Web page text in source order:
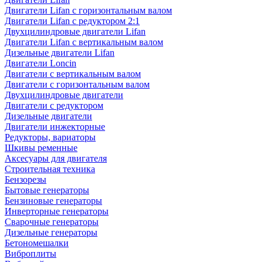
Двигатели Lifan с горизонтальным валом
Двигатели Lifan с редуктором 2:1
Двухцилиндровые двигатели Lifan
Двигатели Lifan с вертикальным валом
Дизельные двигатели Lifan
Двигатели Loncin
Двигатели с вертикальным валом
Двигатели с горизонтальным валом
Двухцилиндровые двигатели
Двигатели с редуктором
Дизельные двигатели
Двигатели инжекторные
Редукторы, вариаторы
Шкивы ременные
Аксесуары для двигателя
Строительная техника
Бензорезы
Бытовые генераторы
Бензиновые генераторы
Инверторные генераторы
Сварочные генераторы
Дизельные генераторы
Бетономешалки
Виброплиты